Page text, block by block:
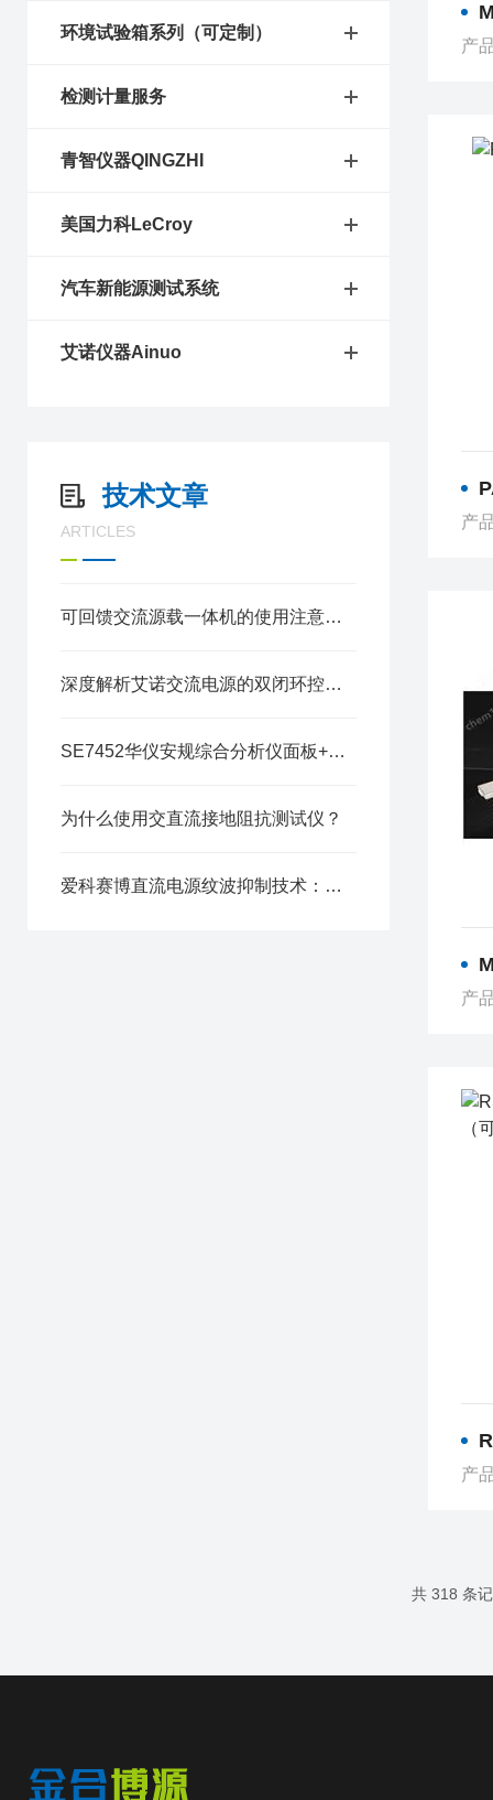
环境试验箱系列（可定制）
检测计量服务
青智仪器QINGZHI
美国力科LeCroy
汽车新能源测试系统
艾诺仪器Ainuo
技术文章
ARTICLES
可回馈交流源载一体机的使用注意事项有哪些？
深度解析艾诺交流电源的双闭环控制技术：如何实现毫秒级动态响应？
SE7452华仪安规综合分析仪面板+菜单逻辑：新手30分钟上手
为什么使用交直流接地阻抗测试仪？
爱科赛博直流电源纹波抑制技术：保障敏感设备供电质量
产
产
产
产
共 318 条